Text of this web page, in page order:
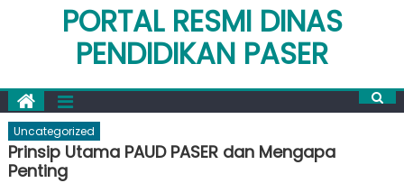
PORTAL RESMI DINAS
PENDIDIKAN PASER
Uncategorized
Prinsip Utama PAUD PASER dan Mengapa
Penting